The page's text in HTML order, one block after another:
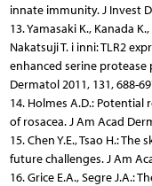
innate immunity. J Invest
13. Yamasaki K., Kanada
Nakatsuji T. i inni: TLR2
enhanced serine
Dermatol 2011, 131, 688-
14. Holmes A.D.:
of rosacea. J Am Acad
15. Chen Y.E., Tsao H.:
future challenges. J Am
16. Grice E.A., Segre J.A.: